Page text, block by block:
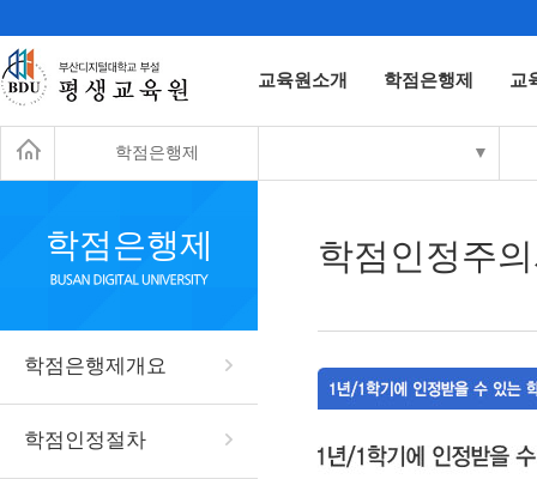
교육원소개 학점은행제 교
학점은행제 ▼
학점은행제
학점은행제개요
학점인정절차
학점인정주